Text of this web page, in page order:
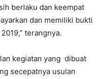
berlaku dan keempat
dan memiliki bukti
terangnya.
kegiatan yang dibuat
secepatnya usulan